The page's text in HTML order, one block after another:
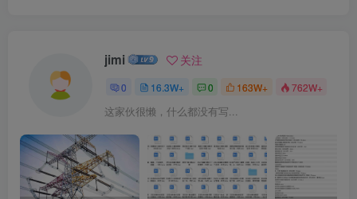
jimi 关注
0 16.3W+ 0 163W+ 762W+
这家伙很懒，什么都没有写...